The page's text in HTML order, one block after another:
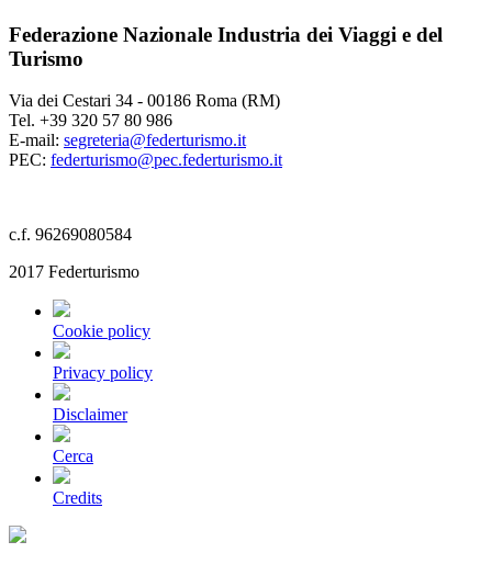
Federazione Nazionale Industria dei Viaggi e del
Turismo
Via dei Cestari 34 - 00186 Roma (RM)
Tel. +39 320 57 80 986
E-mail: segreteria@federturismo.it
PEC: federturismo@pec.federturismo.it
c.f. 96269080584
2017 Federturismo
Cookie policy
Privacy policy
Disclaimer
Cerca
Credits